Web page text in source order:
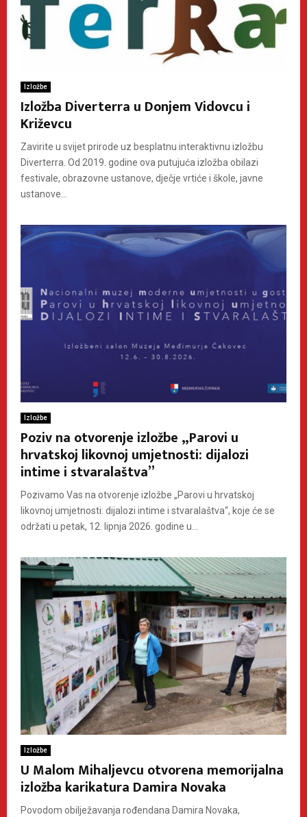
Izložbe
Izložba Diverterra u Donjem Vidovcu i
Križevcu
Zavirite u svijet prirode uz besplatnu interaktivnu izložbu
Diverterra. Od 2019. godine ova putujuća izložba obilazi
festivale, obrazovne ustanove, dječje vrtiće i škole, javne
ustanove...
Izložbe
Poziv na otvorenje izložbe „Parovi u
hrvatskoj likovnoj umjetnosti: dijalozi
intime i stvaralaštva”
Pozivamo Vas na otvorenje izložbe „Parovi u hrvatskoj
likovnoj umjetnosti: dijalozi intime i stvaralaštva“, koje će se
održati u petak, 12. lipnja 2026. godine u...
Izložbe
U Malom Mihaljevcu otvorena memorijalna
izložba karikatura Damira Novaka
Povodom obilježavanja rođendana Damira Novaka,